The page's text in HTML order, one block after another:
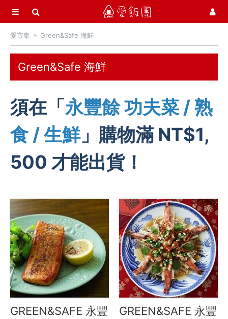
選單
首頁
愛市集商品館
中秋烤肉 / 生鮮
有心肉舖子
卡馬龍 白晶蝦 / 烏魚子鴨胸
Green&Safe 海鮮
小川漁屋
約克街肉鋪
迴流海味 安心海鮮
魚社長
紐西蘭不老鮭 (國王鮭)
季節推薦 / 新品登場
活力早餐
營養補給站
愛市集 Green&Safe 海鮮
Green&Safe 海鮮
須在「永豐餘 功夫菜 / 熟
食 / 生鮮」購物滿 NT$1,
500 才能出貨！
GREEN&SAFE 永豐
GREEN&SAFE 永豐